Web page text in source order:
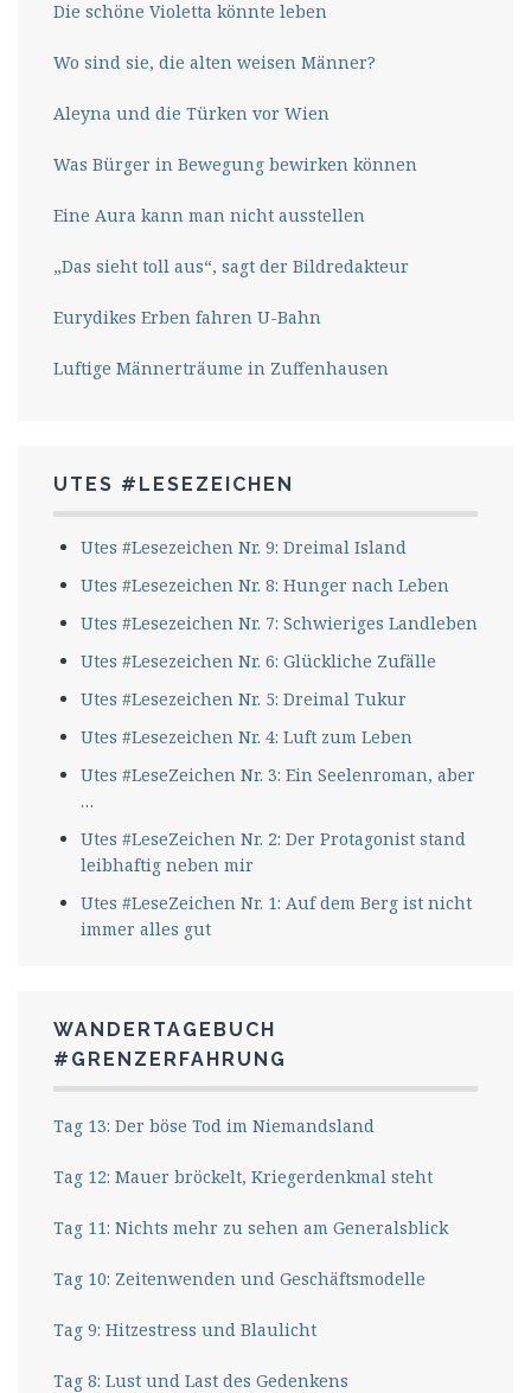
Die schöne Violetta könnte leben
Wo sind sie, die alten weisen Männer?
Aleyna und die Türken vor Wien
Was Bürger in Bewegung bewirken können
Eine Aura kann man nicht ausstellen
„Das sieht toll aus“, sagt der Bildredakteur
Eurydikes Erben fahren U-Bahn
Luftige Männerträume in Zuffenhausen
UTES #LESEZEICHEN
Utes #Lesezeichen Nr. 9: Dreimal Island
Utes #Lesezeichen Nr. 8: Hunger nach Leben
Utes #Lesezeichen Nr. 7: Schwieriges Landleben
Utes #Lesezeichen Nr. 6: Glückliche Zufälle
Utes #Lesezeichen Nr. 5: Dreimal Tukur
Utes #Lesezeichen Nr. 4: Luft zum Leben
Utes #LeseZeichen Nr. 3: Ein Seelenroman, aber
…
Utes #LeseZeichen Nr. 2: Der Protagonist stand
leibhaftig neben mir
Utes #LeseZeichen Nr. 1: Auf dem Berg ist nicht
immer alles gut
WANDERTAGEBUCH
#GRENZERFAHRUNG
Tag 13: Der böse Tod im Niemandsland
Tag 12: Mauer bröckelt, Kriegerdenkmal steht
Tag 11: Nichts mehr zu sehen am Generalsblick
Tag 10: Zeitenwenden und Geschäftsmodelle
Tag 9: Hitzestress und Blaulicht
Tag 8: Lust und Last des Gedenkens